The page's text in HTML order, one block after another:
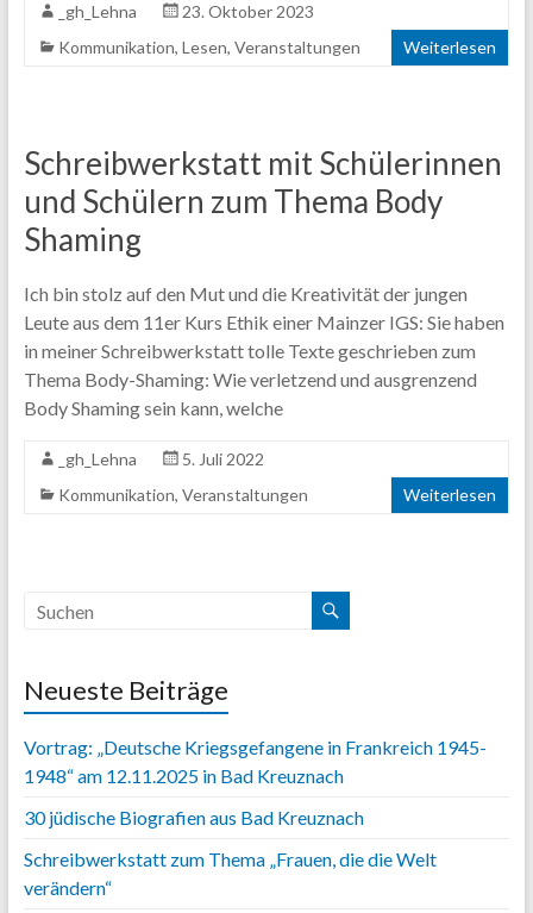
_gh_Lehna
23. Oktober 2023
Kommunikation, Lesen, Veranstaltungen Weiterlesen
Schreibwerkstatt mit Schülerinnen
und Schülern zum Thema Body
Shaming
Ich bin stolz auf den Mut und die Kreativität der jungen
Leute aus dem 11er Kurs Ethik einer Mainzer IGS: Sie haben
in meiner Schreibwerkstatt tolle Texte geschrieben zum
Thema Body-Shaming: Wie verletzend und ausgrenzend
Body Shaming sein kann, welche
_gh_Lehna
5. Juli 2022
Kommunikation, Veranstaltungen Weiterlesen
Neueste Beiträge
Vortrag: „Deutsche Kriegsgefangene in Frankreich 1945-
1948“ am 12.11.2025 in Bad Kreuznach
30 jüdische Biografien aus Bad Kreuznach
Schreibwerkstatt zum Thema „Frauen, die die Welt
verändern“